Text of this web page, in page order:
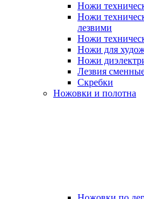
Ножи
Ножи
лезвими
Ножи
Ножи для
Ножи
Лезвия
Скребки
Ножовки и полотна